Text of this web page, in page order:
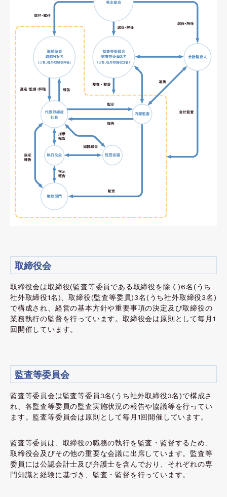
取締役会
取締役会は取締役(監査等委員である取締役を除く)6名(うち
社外取締役1名)、取締役(監査等委員)3名(うち社外取締役3名)
で構成され、経営の基本方針や重要事項の決定及び取締役の
業務執行の監督を行っています。取締役会は原則として毎月1
回開催しています。
監査等委員会
監査等委員会は監査等委員3名(うち社外取締役3名)で構成さ
れ、各監査等委員の監査実施状況の報告や協議等を行ってい
ます。監査等委員会は原則として毎月1回開催しています。
監査等委員は、取締役の職務の執行を監査・監督するため、
取締役会及びその他の重要な会議に出席しています。監査等
委員には公認会計士及び弁護士を含んでおり、それぞれの専
門知識と経験に基づき、監査・監督を行っています。